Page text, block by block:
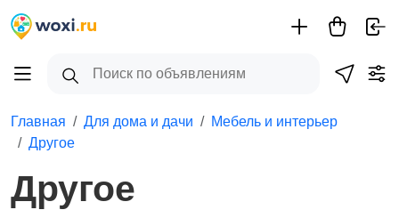
Главная Для дома и дачи
Мебель и интерьер
Другое
Другое